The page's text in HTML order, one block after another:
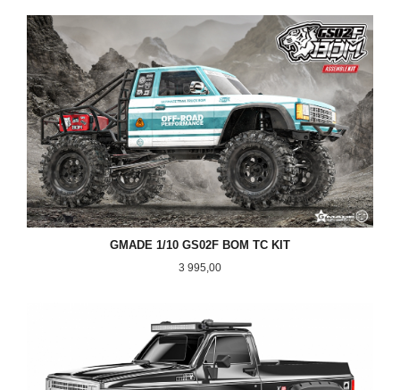
GMADE 1/10 GS02F BOM TC KIT
Pris
3 995,00